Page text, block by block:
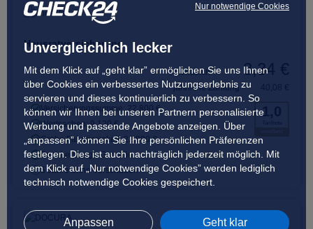
Nur notwendige Cookies
Unvergleichlich lecker
Mit dem Klick auf „geht klar” ermöglichen Sie uns Ihnen
über Cookies ein verbessertes Nutzungserlebnis zu
servieren und dieses kontinuierlich zu verbessern. So
können wir Ihnen bei unseren Partnern personalisierte
Werbung und passende Angebote anzeigen. Über
„anpassen” können Sie Ihre persönlichen Präferenzen
festlegen. Dies ist auch nachträglich jederzeit möglich. Mit
dem Klick auf „Nur notwendige Cookies” werden lediglich
technisch notwendige Cookies gespeichert.
Anpassen Geht klar
Hausratversicherung
1,0
Versicherungssumme: 22.800 €
Wertsachen: 9.120 €
Grobe Fahrlässigkeit: 22.800 €
Best-Leistungs-Garantie
5 Jahre ohne Vorschaden
monatlich 3,34 €
jährliche Zahlung